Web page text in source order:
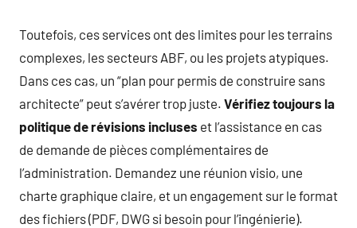
Toutefois, ces services ont des limites pour les terrains
complexes, les secteurs ABF, ou les projets atypiques.
Dans ces cas, un “plan pour permis de construire sans
architecte” peut s’avérer trop juste. Vérifiez toujours la
politique de révisions incluses et l’assistance en cas
de demande de pièces complémentaires de
l’administration. Demandez une réunion visio, une
charte graphique claire, et un engagement sur le format
des fichiers (PDF, DWG si besoin pour l’ingénierie).